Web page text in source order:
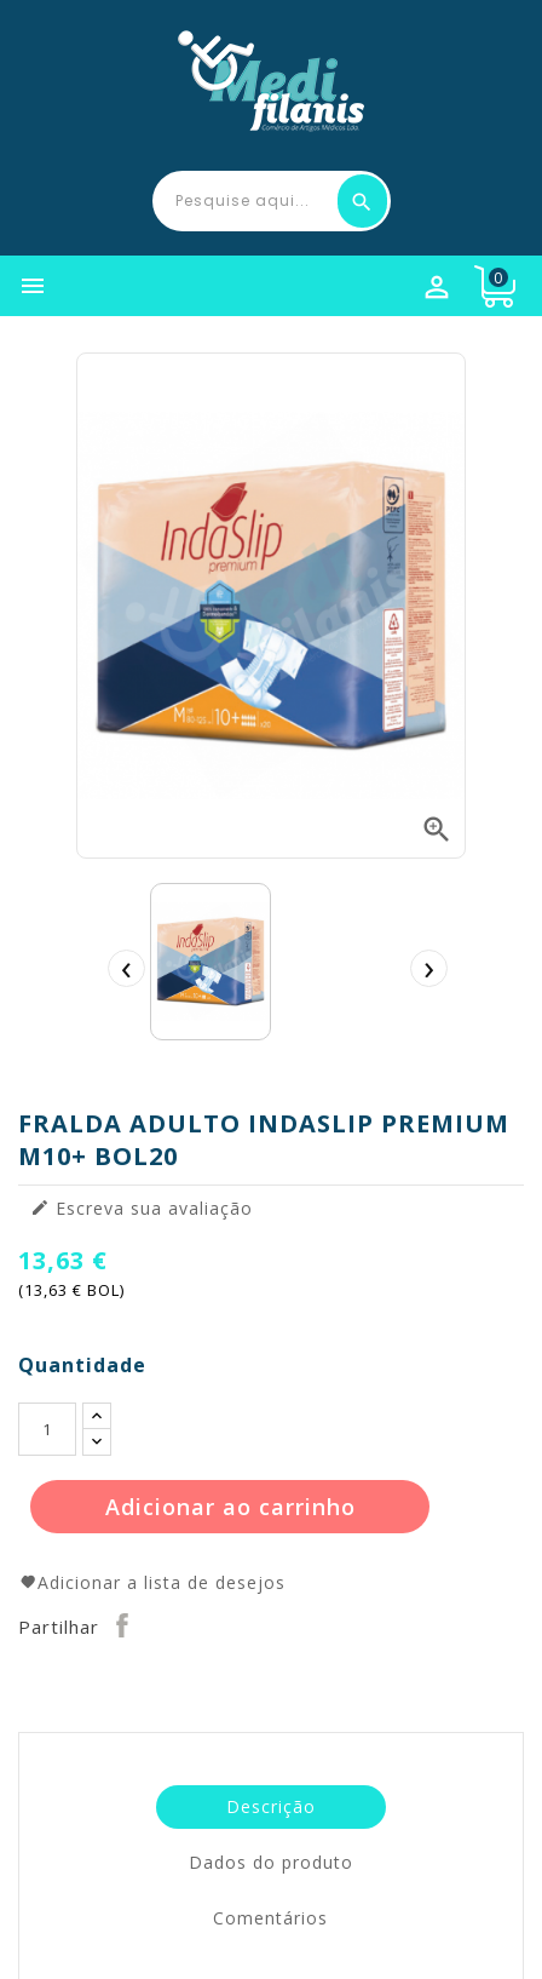
 0


‹ ›
FRALDA ADULTO INDASLIP PREMIUM
M10+ BOL20
 Escreva sua avaliação
13,63 €
(13,63 € BOL)
Quantidade
Adicionar ao carrinho
Adicionar a lista de desejos
Partilhar
Descrição
Dados do produto
Comentários